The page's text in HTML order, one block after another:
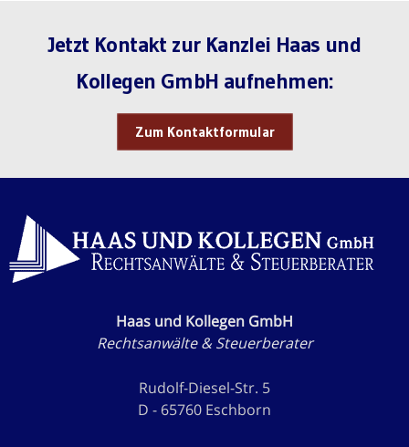
Jetzt Kontakt zur Kanzlei Haas und
Kollegen GmbH aufnehmen:
Zum Kontaktformular
Haas und Kollegen GmbH
Rechtsanwälte & Steuerberater
Rudolf-Diesel-Str. 5
D - 65760 Eschborn